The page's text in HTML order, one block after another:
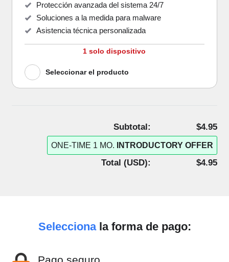
Protección avanzada del sistema 24/7
Soluciones a la medida para malware
Asistencia técnica personalizada
1 solo dispositivo
Seleccionar el producto
Subtotal: $4.95
ONE-TIME 1 MO. INTRODUCTORY OFFER
Total (USD): $4.95
Seleccionala forma de pago: